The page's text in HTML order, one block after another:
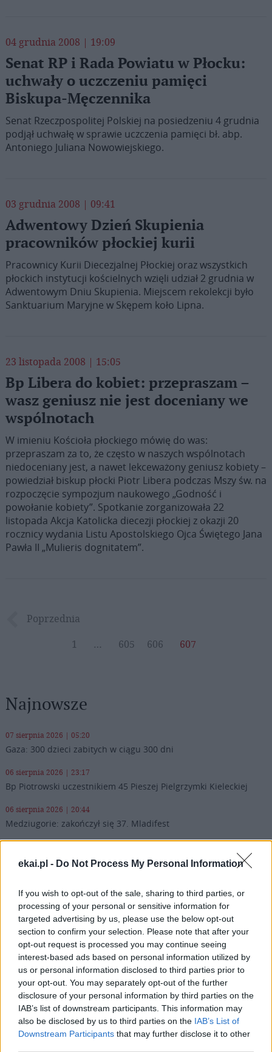
ekai.pl - Do Not Process My Personal Information
If you wish to opt-out of the sale, sharing to third parties, or
processing of your personal or sensitive information for
targeted advertising by us, please use the below opt-out
section to confirm your selection. Please note that after your
opt-out request is processed you may continue seeing
interest-based ads based on personal information utilized by
us or personal information disclosed to third parties prior to
your opt-out. You may separately opt-out of the further
disclosure of your personal information by third parties on the
IAB’s list of downstream participants. This information may
also be disclosed by us to third parties on the IAB’s List of
Downstream Participants that may further disclose it to other
04 grudnia 2008 | 19:09
Senat RP i Rada Powiatu w Płocku:
uchwały o uczczeniu pamięci
Biskupa-Męczennika
Senat Rzeczpospolitej Polskiej na posiedzeniu 4 grudnia
podjął uchwałę w sprawie uczczenia pamięci bł. abp.
Antoniego Juliana Nowowiejskiego.
03 grudnia 2008 | 09:41
Adwentowy Dzień Skupienia
pracowników płockiej kurii
Pracownicy Kurii Diecezjalnej Płockiej oraz wszystkich
płockich instytucji kościelnych wzięli udział 2 grudnia w
Adwentowym Dniu Skupienia. Miejscem rekolekcji było
Sanktuarium Maryjne w Skępem koło Lipna.
23 listopada 2008 | 15:05
Bp Libera do kobiet: przepraszam –
wasz geniusz nie jest doceniany we
wspólnotach
W imieniu Kościoła płockiego mówię do was:
przepraszam za to, że często w naszych wspólnotach
niedoceniany jest, a nawet lekceważony geniusz kobiety –
powiedział biskup płocki Piotr Libera podczas Mszy św. na
rozpoczęcie sympozjum naukowego „Godność i
powołanie kobiety”. Spotkanie zorganizowała 22
listopada Akcja Katolicka diecezji płockiej z okazji 20
rocznicy wydania Listu Apostolskiego Ojca Świętego Jana
Pawła II „Mulieris dognitatem”.
Poprzednia
1
… 605 606 607
Najnowsze
07 sierpnia 2026 | 05:20
Gaza: 300 dzieci zabitych w ciągu 300 dni
06 sierpnia 2026 | 23:17
Bp Piotrowski uczestnikiem 45 Pieszej Pielgrzymki Kieleckiej
06 sierpnia 2026 | 20:44
Medziugorie: zakończył się 37. Mladifest
Biskupi Meksyku: stulecie Cristiady to czas łaski
Kard. Parolin w Meksyku: modlitwa, obecność i świadectwo
drogą do pokoju
06 sierpnia 2026 | 18:28
Fundacja Małych Stópek tworzy sieć „Szkół Pełnych Życia”
Popularne